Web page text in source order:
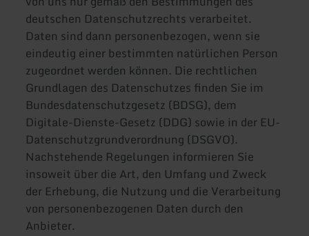
deutschen Datenschutzrechts verarbeitet.
Daten sind dann personenbezogen, wenn sie
eindeutig einer bestimmten natürlichen Person
zugeordnet werden können. Die rechtlichen
Grundlagen des Datenschutzes finden Sie im
Bundesdatenschutzgesetz (BDSG), dem
Digitale-Dienste-Gesetz (DDG) sowie in der EU-
Datenschutzgrundverordnung (DSGVO).
Nachstehende Regelungen informieren Sie
insoweit über die Art, den Umfang und Zweck
der Erhebung, die Nutzung und die Verarbeitung
von personenbezogenen Daten durch den
Anbieter.